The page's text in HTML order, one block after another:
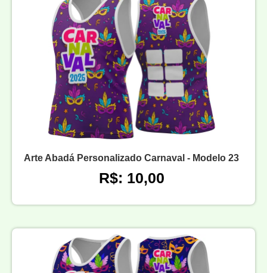
Arte Abadá Personalizado Carnaval - Modelo 23
R$: 10,00